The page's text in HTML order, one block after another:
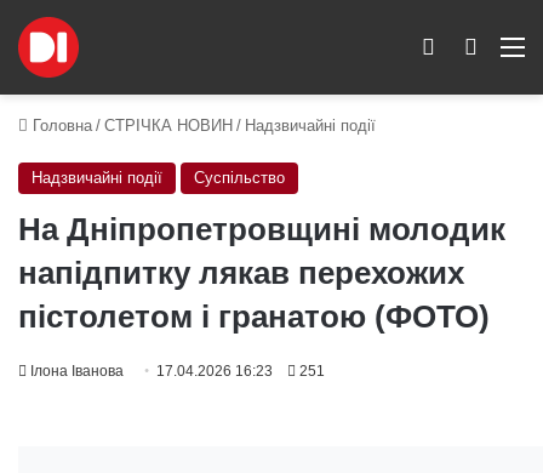
Пошук
Switch skin
Головна / СТРІЧКА НОВИН / Надзвичайні події
Надзвичайні події Суспільство
На Дніпропетровщині молодик
напідпитку лякав перехожих
пістолетом і гранатою (ФОТО)
Ілона Іванова 17.04.2026 16:23 251